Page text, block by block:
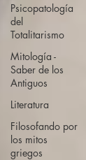
Psicopatología
del
Totalitarismo
Mitología -
Saber de los
Antiguos
Literatura
Filosofando por
los mitos
griegos